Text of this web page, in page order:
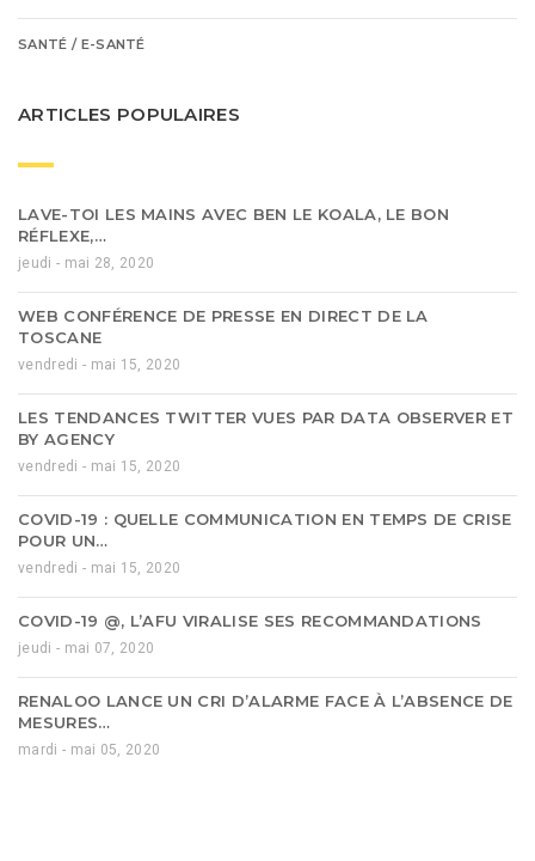
SANTÉ / E-SANTÉ
ARTICLES POPULAIRES
LAVE-TOI LES MAINS AVEC BEN LE KOALA, LE BON
RÉFLEXE,…
jeudi - mai 28, 2020
WEB CONFÉRENCE DE PRESSE EN DIRECT DE LA
TOSCANE
vendredi - mai 15, 2020
LES TENDANCES TWITTER VUES PAR DATA OBSERVER ET
BY AGENCY
vendredi - mai 15, 2020
COVID-19 : QUELLE COMMUNICATION EN TEMPS DE CRISE
POUR UN…
vendredi - mai 15, 2020
COVID-19 @, L’AFU VIRALISE SES RECOMMANDATIONS
jeudi - mai 07, 2020
RENALOO LANCE UN CRI D’ALARME FACE À L’ABSENCE DE
MESURES…
mardi - mai 05, 2020